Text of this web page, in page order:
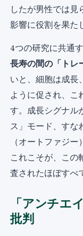
したが男性では見
影響に役割を果た
4つの研究に共通
長寿の間の「トレ
いと、細胞は成長
ように促され、こ
す。成長シグナル
ス」モード、すな
（オートファジ
これこそが、この
査されたほぼすべ
「アンチエ
批判